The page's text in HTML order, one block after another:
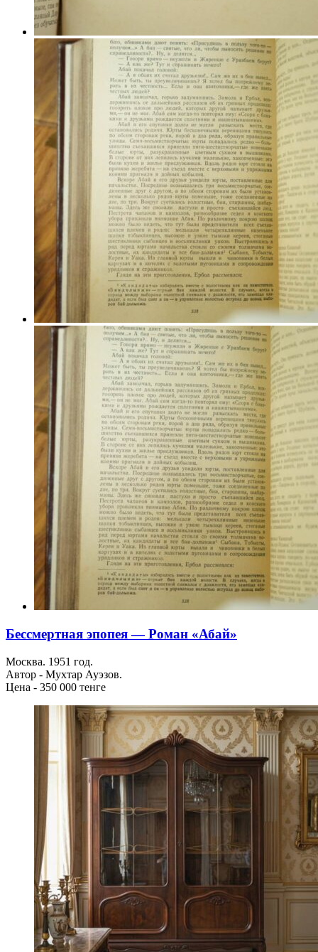
Бессмертная эпопея — Роман «Абай»
Москва. 1951 год.
Автор - Мухтар Ауэзов.
Цена - 350 000 тенге